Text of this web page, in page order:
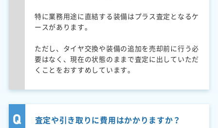
特に業務用途に直結する装備はプラス査定となるケ
ースがあります。
ただし、タイヤ交換や装備の追加を売却前に行う必
要はなく、現在の状態のままで査定に出していただ
くことをおすすめしています。
査定や引き取りに費用はかかりますか？